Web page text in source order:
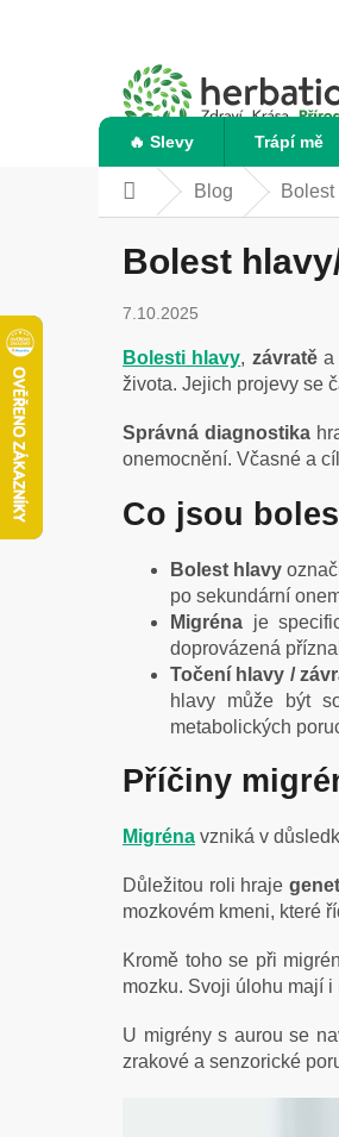
🔥 Slevy Trápí mě
Domů Blog
Bolest
7.10.2025
Bolesti hlavy, závratěa
života. Jejich projevy se
Správná diagnostika
onemocnění. Včasné a
Co jsou
Bolest hlavy
po sekundární
Migréna je
doprovázená
Točení hlavy /
hlavy může být
metabolických
Příčiny
Migréna vzniká v
Důležitou roli hraje
mozkovém kmeni, které
Kromě toho se při
mozku. Svoji úlohu mají i
U migrény s aurou se
zrakové a senzorické